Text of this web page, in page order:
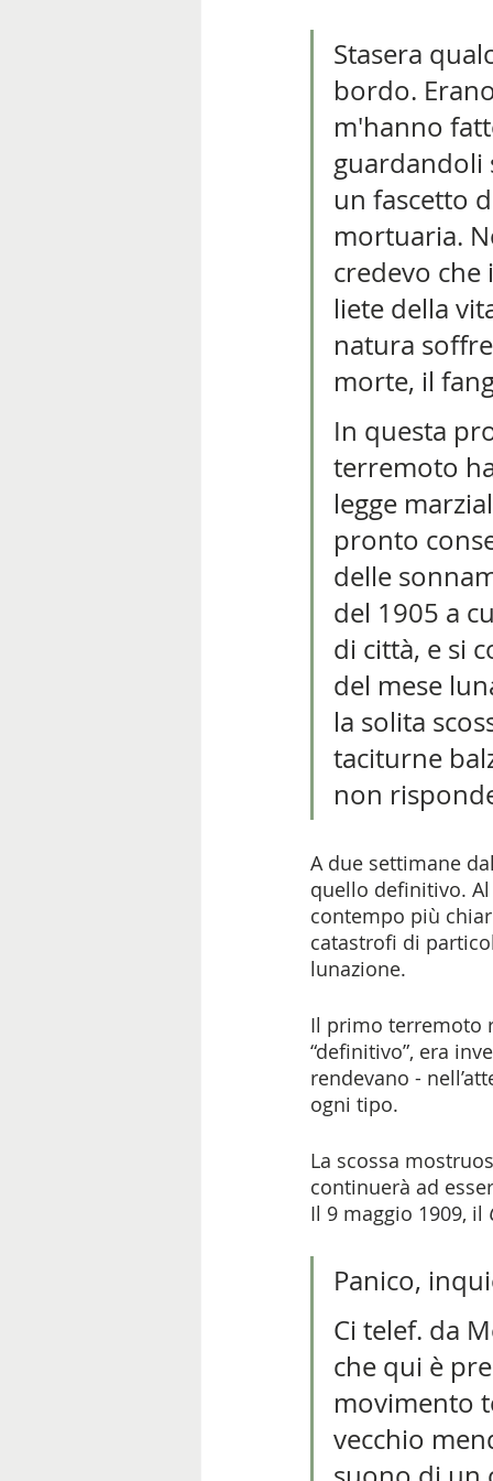
Stasera
bordo.
m'hanno
guardandoli
un fascetto
mortuaria.
credevo
liete della
natura
morte, il
In questa
terremoto
legge
pronto
delle
del 1905 a
di città, e si
del mese
la solita
taciturne
non
A due settimane
quello definitivo.
contempo più
catastrofi di
lunazione.
Il primo terremoto
“definitivo”, era
rendevano -
ogni tipo.
La scossa
continuerà ad
Il 9 maggio 1909, il
Panico,
Ci telef. da
che qui è
movimento
vecchio